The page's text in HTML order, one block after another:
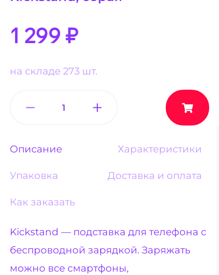
1 299 ₽
на складе 273 шт.
Описание Характеристики
Упаковка Доставка и оплата
Как заказать
Kickstand — подставка для телефона c
беспроводной зарядкой. Заряжать
можно все смартфоны,